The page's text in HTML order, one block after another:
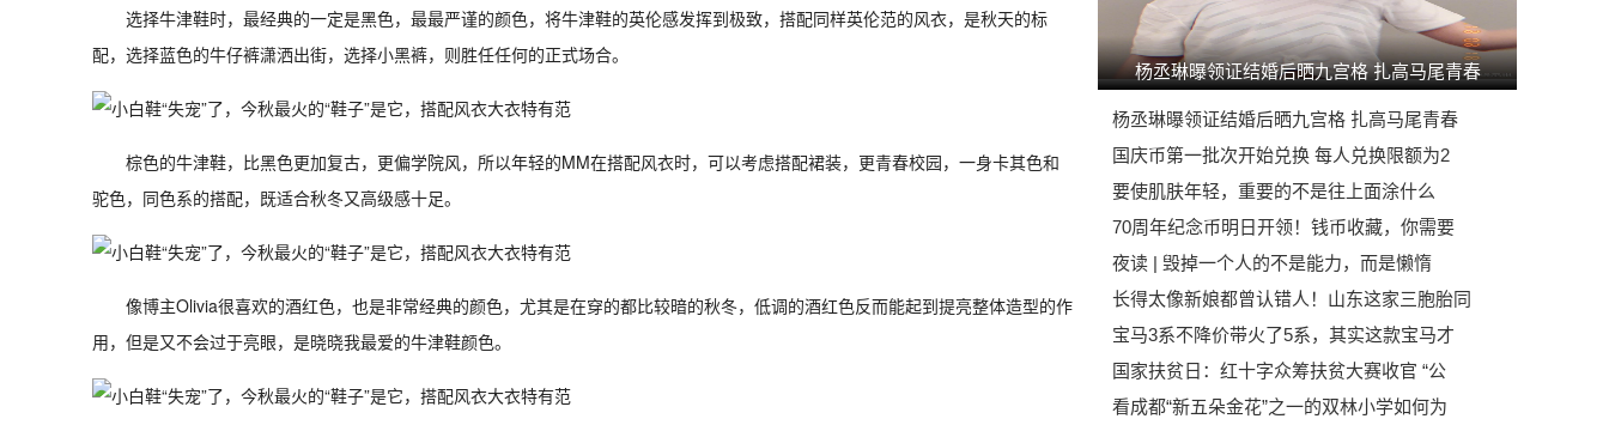
选择牛津鞋时，最经典的一定是黑色，最最严谨的颜色，将牛津鞋的英伦感发挥到极致，搭配同样英伦范的风衣，是秋天的标
配，选择蓝色的牛仔裤潇洒出街，选择小黑裤，则胜任任何的正式场合。
棕色的牛津鞋，比黑色更加复古，更偏学院风，所以年轻的MM在搭配风衣时，可以考虑搭配裙装，更青春校园，一身卡其色和
驼色，同色系的搭配，既适合秋冬又高级感十足。
像博主Olivia很喜欢的酒红色，也是非常经典的颜色，尤其是在穿的都比较暗的秋冬，低调的酒红色反而能起到提亮整体造型的作
用，但是又不会过于亮眼，是晓晓我最爱的牛津鞋颜色。
杨丞琳曝领证结婚后晒九宫格 扎高马尾青春
杨丞琳曝领证结婚后晒九宫格 扎高马尾青春
国庆币第一批次开始兑换 每人兑换限额为2
要使肌肤年轻，重要的不是往上面涂什么
70周年纪念币明日开领！钱币收藏，你需要
夜读 | 毁掉一个人的不是能力，而是懒惰
长得太像新娘都曾认错人！山东这家三胞胎同
宝马3系不降价带火了5系，其实这款宝马才
国家扶贫日：红十字众筹扶贫大赛收官 “公
看成都“新五朵金花”之一的双林小学如何为